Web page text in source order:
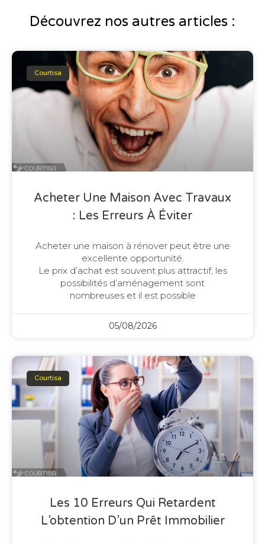
Découvrez nos autres articles :
Courtisa
Acheter Une Maison Avec Travaux
: Les Erreurs À Éviter
Acheter une maison à rénover peut être une
excellente opportunité.
Le prix d’achat est souvent plus attractif, les
possibilités d’aménagement sont
nombreuses et il est possible
05/08/2026
Courtisa
Les 10 Erreurs Qui Retardent
L’obtention D’un Prêt Immobilier